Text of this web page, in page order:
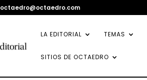
octaedro@octaedro.com
LA EDITORIAL TEMAS
SITIOS DE OCTAEDRO